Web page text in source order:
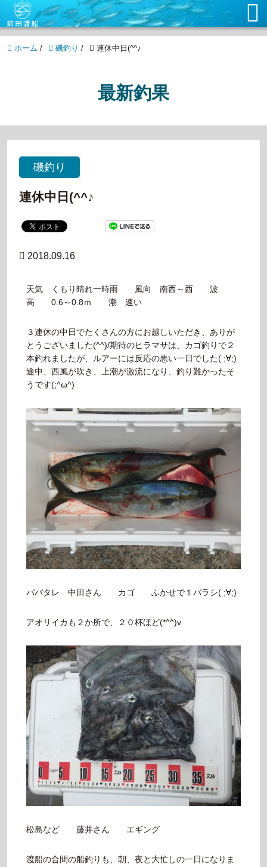
ホーム / 磯釣り / 連休中日(^^♪
最新釣果
磯釣り
連休中日(^^♪
2018.09.16
天気 くもり晴れ一時雨 風向 南西～西 波
高 0.6～0.8ｍ 潮 速い
３連休の中日でたくさんの方にお越しいただき、ありが
とうございました(^^)/期待のヒラマサは、カゴ釣りで２
本釣れましたが、ルアーには反応の悪い一日でした( ;∀;)
途中、西風が吹き、上潮が激流になり、釣り難かったそ
うです(;^ω^)
ババタレ 中田さん カゴ ふかせで１バラシ( ;∀;)
アオリイカも２か所で、２０杯ほど(*^^)v
松島など 藤井さん エギング
渡船の合間の船釣りも、朝、夜と大忙しの一日になりま